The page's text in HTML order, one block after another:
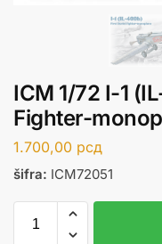
ICM 1/72 I-1
Fighter-
1.700,00 рсд
šifra: ICM72051